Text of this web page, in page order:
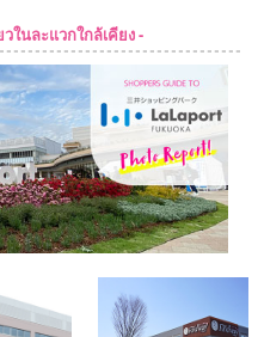
ในละแวกใกล้เคียง -